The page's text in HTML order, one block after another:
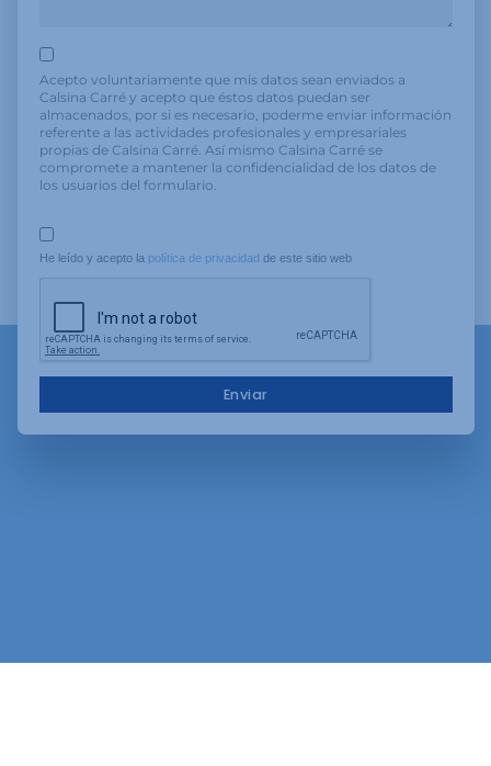
Acepto voluntariamente que mis datos sean enviados a
Calsina Carré y acepto que éstos datos puedan ser
almacenados, por si es necesario, poderme enviar información
referente a las actividades profesionales y empresariales
propias de Calsina Carré. Así mismo Calsina Carré se
compromete a mantener la confidencialidad de los datos de
los usuarios del formulario.
He leído y acepto la política de privacidad de este sitio web
Enviar